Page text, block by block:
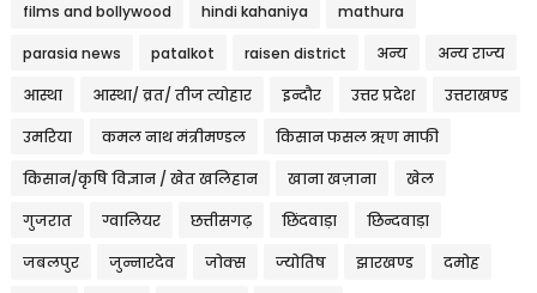
films and bollywood hindi kahaniya mathura
parasia news patalkot raisen district अन्य अन्य राज्य
आस्था आस्था/ व्रत/ तीज त्‍योहार इन्दौर उत्तर प्रदेश उत्तराखण्ड
उमरिया कमल नाथ मंत्रीमण्डल किसान फसल ऋण माफी
किसान/कृषि विज्ञान / खेत खलिहान खाना खज़ाना खेल
गुजरात ग्वालियर छत्तीसगढ़ छिंदवाड़ा छिन्दवाड़ा
जबलपुर जुन्नारदेव जोक्स ज्योतिष झारखण्ड दमोह